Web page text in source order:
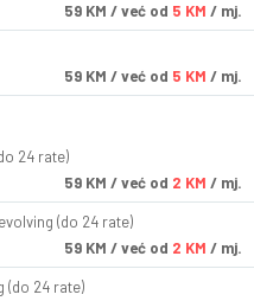
59 KM / već od 5 KM / mj.
59 KM / već od 5 KM / mj.
24 rate)
59 KM / već od 2 KM / mj.
(do 24 rate)
59 KM / već od 2 KM / mj.
(do 24 rate)